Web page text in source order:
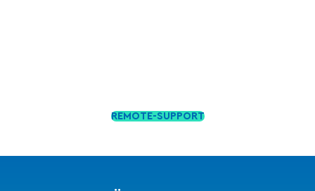
REMOTE-SUPPORT